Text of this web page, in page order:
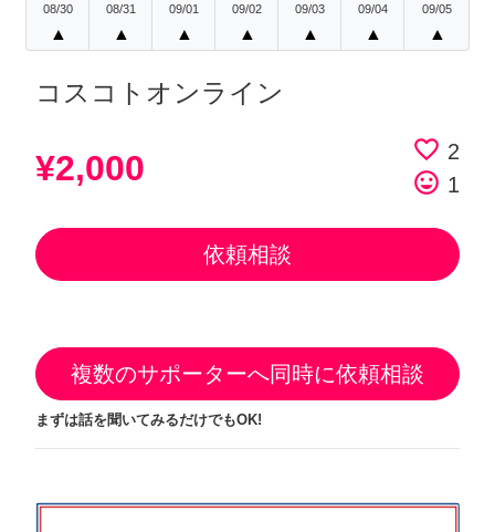
08/30
▲
08/31
▲
09/01
▲
09/02
▲
09/03
▲
09/04
▲
09/05
▲
コスコトオンライン
¥2,000 favorite_border 2
tag_faces 1
依頼相談
複数のサポーターへ同時に依頼相談
まずは話を聞いてみるだけでもOK!